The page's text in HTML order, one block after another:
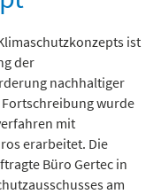
ist
der
nachhaltiger
wurde
mit
erarbeitet. Die
Büro Gertec in
am